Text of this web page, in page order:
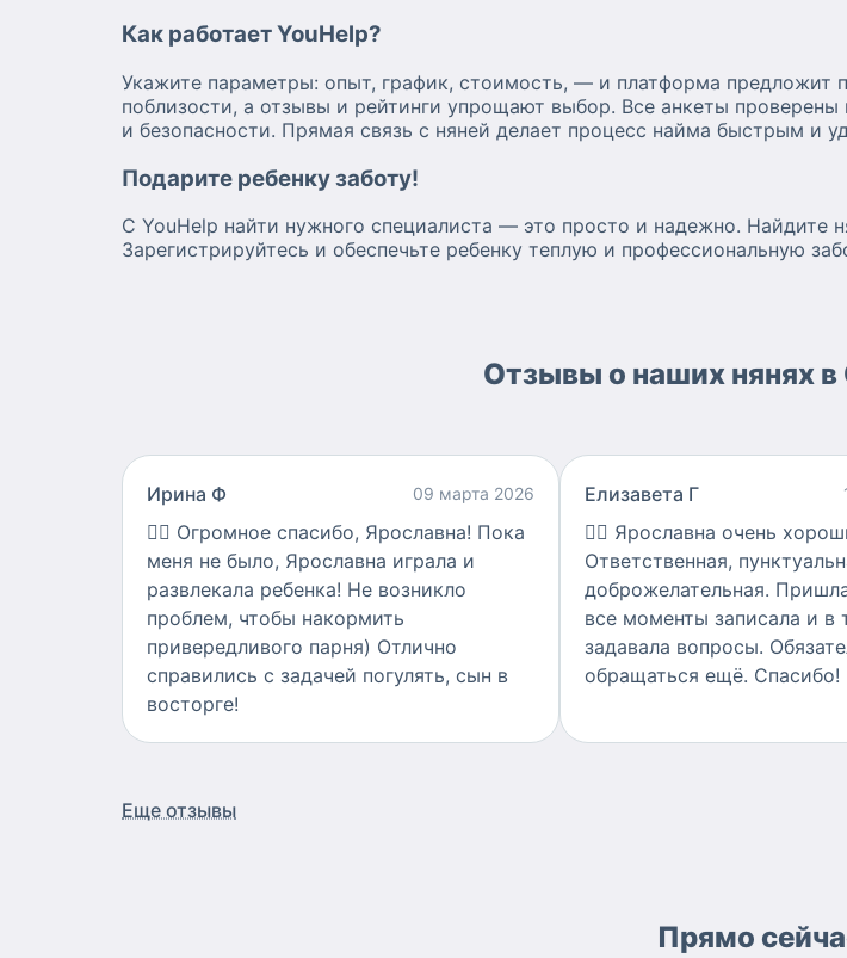
Как работает YouHelp?
Укажите параметры: опыт, график, стоимость, — и платформа предложит
поблизости, а отзывы и рейтинги упрощают выбор. Все анкеты
и безопасности. Прямая связь с няней делает процесс найма быстрым и
Подарите ребенку заботу!
С YouHelp найти нужного специалиста — это просто и надежно. Найдите
Зарегистрируйтесь и обеспечьте ребенку теплую и профессиональную
Отзывы о наших нянях
Ирина Ф 09 марта 2026
👍🏻 Огромное спасибо, Ярославна! Пока
меня не было, Ярославна играла и
развлекала ребенка! Не возникло
проблем, чтобы накормить
привередливого парня) Отлично
справились с задачей погулять, сын в
восторге!
Елизавета Г
👍🏻 Ярославна очень
Ответственная,
доброжелательная.
все моменты записала и в
задавала вопросы.
обращаться ещё. Спасибо!
Еще отзывы
Прямо